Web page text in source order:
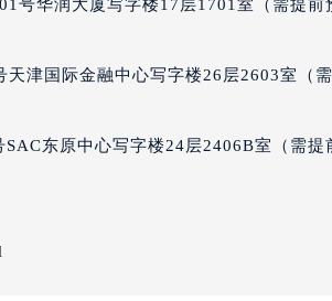
中心（需提前预约）
玑售后服务中心（需提前预约）
（需提前预约）
提前预约）
宝玑售后服务中心（需提前预约）
号华润大厦写字楼17层1701室（需提前
天津国际金融中心写字楼26层2603室（
东原中心写字楼24层2406B室（需提